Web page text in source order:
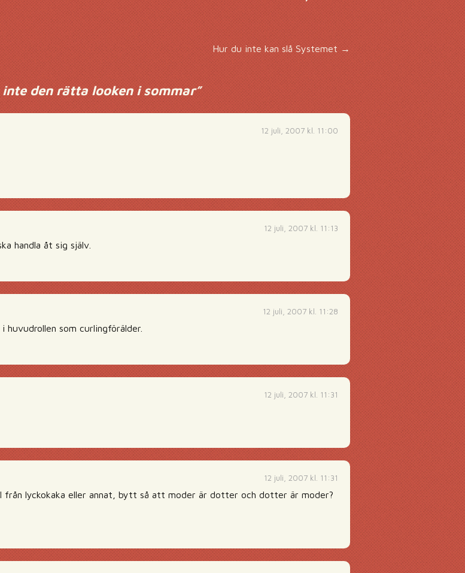
Hur du inte kan slå Systemet →
den rätta looken i sommar”
12 juli, 2007 kl. 11:00
12 juli, 2007 kl. 11:13
handla åt sig själv.
12 juli, 2007 kl. 11:28
som curlingförälder.
12 juli, 2007 kl. 11:31
12 juli, 2007 kl. 11:31
lyckokaka eller annat, bytt så att moder är dotter och dotter är moder?